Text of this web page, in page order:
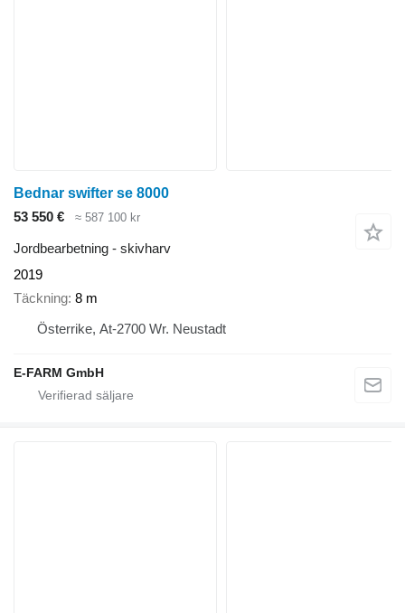
Bednar swifter se 8000
53 550 €
≈ 587 100 kr
Jordbearbetning - skivharv
2019
Täckning 8 m
Österrike, At-2700 Wr. Neustadt
E-FARM GmbH